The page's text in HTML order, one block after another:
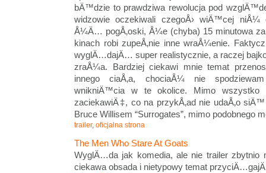
bÄ™dzie to prawdziwa rewolucja pod
widzowie oczekiwali czegoÅ› wiÄ™cej
Å¼Ä… pogÅ‚oski, Å¼e (chyba) 15 minutowa
kinach robi zupeÅ‚nie inne wraÅ¼enie.
wyglÄ…dajÄ… super realistycznie, a raczej
zraÅ¼a. Bardziej ciekawi mnie temat
innego ciaÅ‚a, chociaÅ¼ nie
wnikniÄ™cia w te okolice. Mimo wszystko
zaciekawiÄ‡, co na przykÅ‚ad nie udaÅ‚o
Bruce Willisem “Surrogates”, mimo podobnego
trailer, oficjalna strona
The Men Who Stare At Goats
WyglÄ…da jak komedia, ale nie trailer zbytnio
ciekawa obsada i nietypowy temat